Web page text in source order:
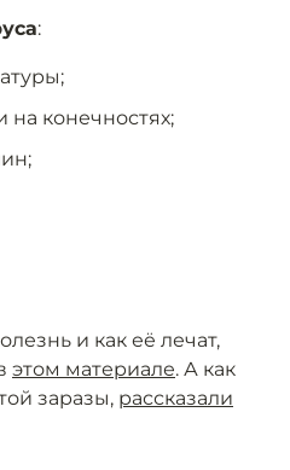
:
на конечностях;
и как её лечат,
этом материале. А как
заразы, рассказали